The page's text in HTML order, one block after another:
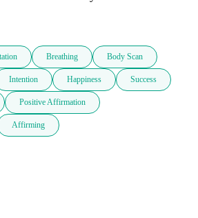
Breathing Body Scan
Intention Happiness Success
Positive Affirmation
Affirming